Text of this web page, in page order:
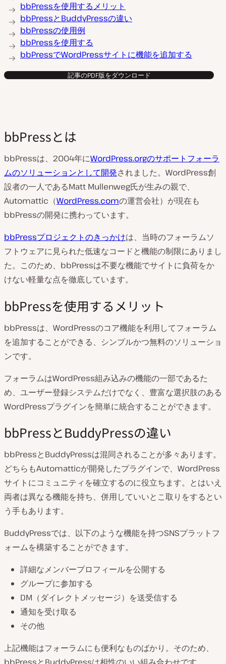
bbPressを使用するメリット
bbPressとBuddyPressの違い
bbPressの使用例
bbPressを使用する
bbPressでWordPressサイトに機能を追加する
記事のPDF版をダウンロード
bbPressとは
bbPressは、2004年にWordPress.orgのサポートフォーラ
ムのソリューションとして開発されました。WordPress創
設者の一人であるMatt Mullenweg氏が生みの親で、
Automattic（WordPress.comの運営会社）が現在も
bbPressの開発に携わっています。
bbPressプロジェクトのきっかけは、当時のフォーラムソ
フトウェアに見られた低速なコードと機能の制限にありまし
た。このため、bbPressは不要な機能でサイトに負荷をか
けない軽量な点を徹底しています。
bbPressを使用するメリット
bbPressは、WordPressのコア機能を利用してフォーラム
を追加することができる、シンプルかつ無料のソリューショ
ンです。
フォーラムはWordPress組み込みの機能の一部であるた
め、ユーザー登録システムだけでなく、豊富な選択肢のある
WordPressプラグインを簡単に統合することができます。
bbPressとBuddyPressの違い
bbPressとBuddyPressは混同されることが多々あります。
どちらもAutomatticが開発したプラグインで、WordPress
サイトにコミュニティを確立するのに役立ちます。とはいえ
両者は異なる機能を持ち、併用していいとこ取りをするとい
う手もあります。
BuddyPressでは、以下のような機能を持つSNSプラットフ
ォームを構築することができます。
詳細なメンバープロフィールを公開する
グループに参加する
DM（ダイレクトメッセージ）を送受信する
通知を受け取る
その他
上記機能はフォーラムにも便利なものばかり。そのため、